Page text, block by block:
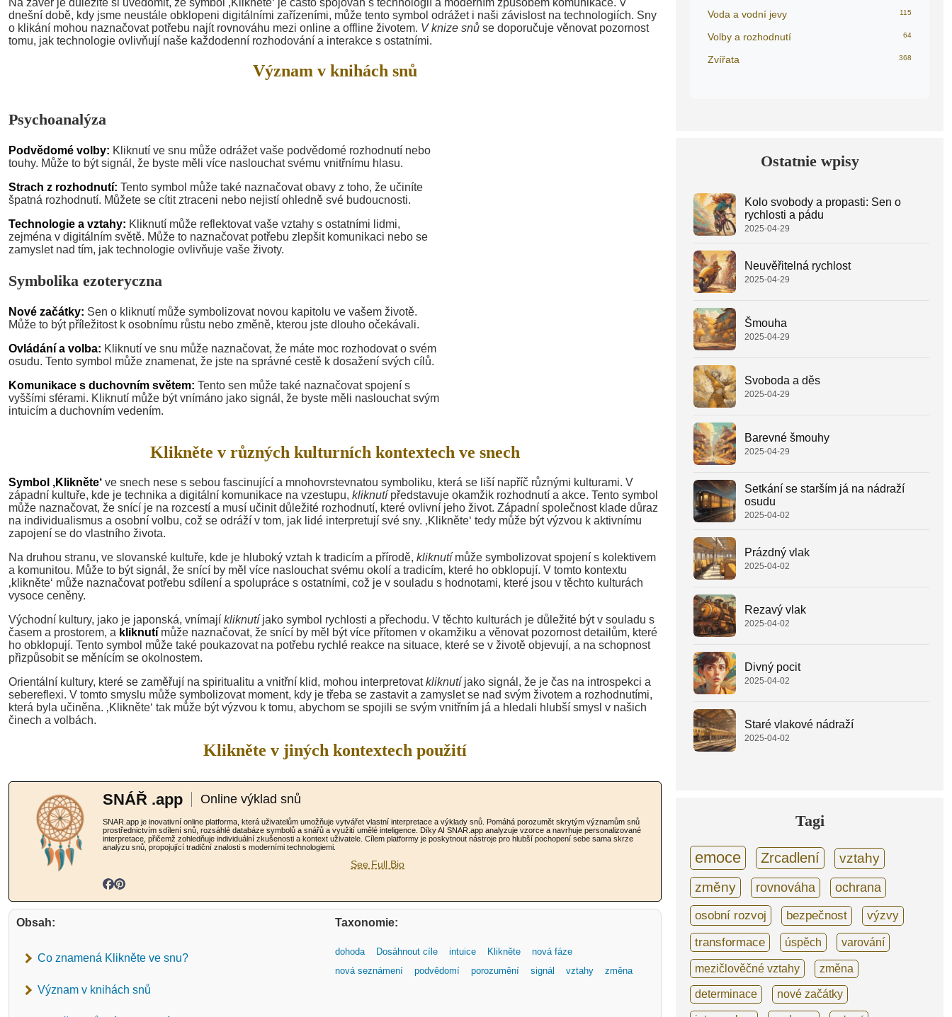
dnešní době, kdy jsme neustále obklopeni digitálními zařízeními, může tento symbol odrážet i naši závislost na technologiích. Sny
o klikání mohou naznačovat potřebu najít rovnováhu mezi online a offline životem. V knize snů se doporučuje věnovat pozornost
tomu, jak technologie ovlivňují naše každodenní rozhodování a interakce s ostatními.
Význam v knihách snů
Psychoanalýza
Podvědomé volby: Kliknutí ve snu může odrážet vaše podvědomé rozhodnutí nebo
touhy. Může to být signál, že byste měli více naslouchat svému vnitřnímu hlasu.
Strach z rozhodnutí: Tento symbol může také naznačovat obavy z toho, že učiníte
špatná rozhodnutí. Můžete se cítit ztraceni nebo nejistí ohledně své budoucnosti.
Technologie a vztahy: Kliknutí může reflektovat vaše vztahy s ostatními lidmi,
zejména v digitálním světě. Může to naznačovat potřebu zlepšit komunikaci nebo se
zamyslet nad tím, jak technologie ovlivňuje vaše životy.
Symbolika ezoteryczna
Nové začátky: Sen o kliknutí může symbolizovat novou kapitolu ve vašem životě.
Může to být příležitost k osobnímu růstu nebo změně, kterou jste dlouho očekávali.
Ovládání a volba: Kliknutí ve snu může naznačovat, že máte moc rozhodovat o svém
osudu. Tento symbol může znamenat, že jste na správné cestě k dosažení svých cílů.
Komunikace s duchovním světem: Tento sen může také naznačovat spojení s
vyššími sférami. Kliknutí může být vnímáno jako signál, že byste měli naslouchat svým
intuicím a duchovním vedením.
Klikněte v různých kulturních kontextech ve snech
Symbol ‚Klikněte‘ ve snech nese s sebou fascinující a mnohovrstevnatou symboliku, která se liší napříč různými kulturami. V
západní kultuře, kde je technika a digitální komunikace na vzestupu, kliknutípředstavuje okamžik rozhodnutí a akce. Tento symbol
může naznačovat, že snící je na rozcestí a musí učinit důležité rozhodnutí, které ovlivní jeho život. Západní společnost klade důraz
na individualismus a osobní volbu, což se odráží v tom, jak lidé interpretují své sny. ‚Klikněte‘ tedy může být výzvou k aktivnímu
zapojení se do vlastního života.
Na druhou stranu, ve slovanské kultuře, kde je hluboký vztah k tradicím a přírodě, kliknutímůže symbolizovat spojení s kolektivem
a komunitou. Může to být signál, že snící by měl více naslouchat svému okolí a tradicím, které ho obklopují. V tomto kontextu
‚klikněte‘ může naznačovat potřebu sdílení a spolupráce s ostatními, což je v souladu s hodnotami, které jsou v těchto kulturách
vysoce ceněny.
Východní kultury, jako je japonská, vnímají kliknutíjako symbol rychlosti a přechodu. V těchto kulturách je důležité být v souladu s
časem a prostorem, a kliknutí může naznačovat, že snící by měl být více přítomen v okamžiku a věnovat pozornost detailům, které
ho obklopují. Tento symbol může také poukazovat na potřebu rychlé reakce na situace, které se v životě objevují, a na schopnost
přizpůsobit se měnícím se okolnostem.
Orientální kultury, které se zaměřují na spiritualitu a vnitřní klid, mohou interpretovatkliknutíjako signál, že je čas na introspekci a
sebereflexi. V tomto smyslu může symbolizovat moment, kdy je třeba se zastavit a zamyslet se nad svým životem a rozhodnutími,
která byla učiněna. ‚Klikněte‘ tak může být výzvou k tomu, abychom se spojili se svým vnitřním já a hledali hlubší smysl v našich
činech a volbách.
Klikněte v jiných kontextech použití
SNÁŘ .app Online výklad snů
SNAR.app je inovativní online platforma, která uživatelům umožňuje vytvářet vlastní interpretace a výklady snů. Pomáhá porozumět skrytým významům snů
prostřednictvím sdílení snů, rozsáhlé databáze symbolů a snářů a využití umělé inteligence. Díky AI SNAR.app analyzuje vzorce a navrhuje personalizované
interpretace, přičemž zohledňuje individuální zkušenosti a kontext uživatele. Cílem platformy je poskytnout nástroje pro hlubší pochopení sebe sama skrze
analýzu snů, propojující tradiční znalosti s moderními technologiemi.
See Full Bio
Obsah:
Co znamená Klikněte ve snu?
Význam v knihách snů
Taxonomie:
dohoda Dosáhnout cíle intuice Klikněte
nová fáze
nová seznámení
podvědomí porozumění signál vztahy změna
Voda a vodní jevy 115
Volby a rozhodnutí 64
Zvířata 368
Ostatnie wpisy
Kolo svobody a propasti: Sen o
rychlosti a pádu
2025-04-29
Neuvěřitelná rychlost
2025-04-29
Šmouha
2025-04-29
Svoboda a děs
2025-04-29
Barevné šmouhy
2025-04-29
Setkání se starším já na nádraží
osudu
2025-04-02
Prázdný vlak
2025-04-02
Rezavý vlak
2025-04-02
Divný pocit
2025-04-02
Staré vlakové nádraží
2025-04-02
Tagi
emoce Zrcadlení
vztahy
změny
rovnováha
ochrana
osobní rozvoj
bezpečnost výzvy
transformace úspěch varování
mezičlověčné vztahy změna
determinace nové začátky